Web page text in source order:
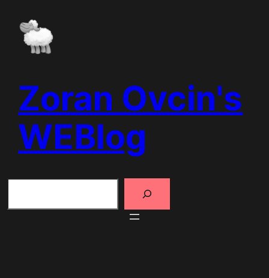
content
Zoran Ovcin's
WEBlog